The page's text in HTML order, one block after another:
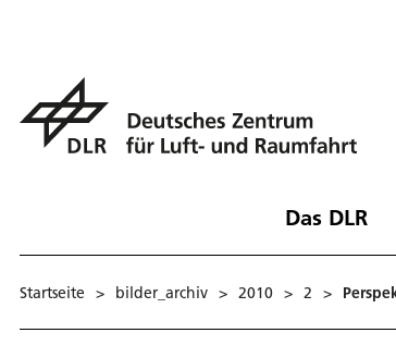
Das DLR
Startseite > bilder_archiv > 2010 > 2 >